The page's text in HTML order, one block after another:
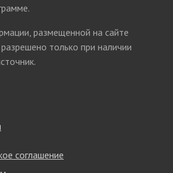
размещенной на сайте
разрешено только при наличии
соглашение